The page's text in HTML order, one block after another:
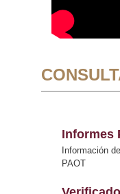
Informes
Información
PAOT